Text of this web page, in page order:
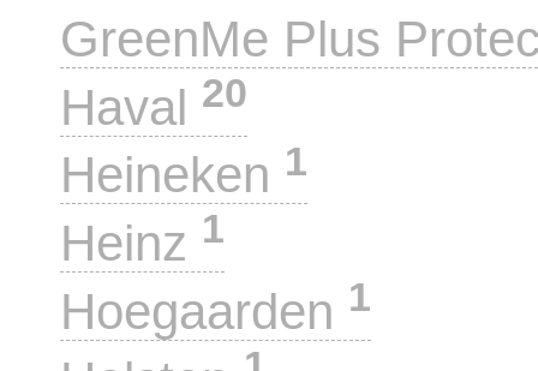
GreenMe Plus
Haval 20
Heineken 1
Heinz 1
Hoegaarden 1